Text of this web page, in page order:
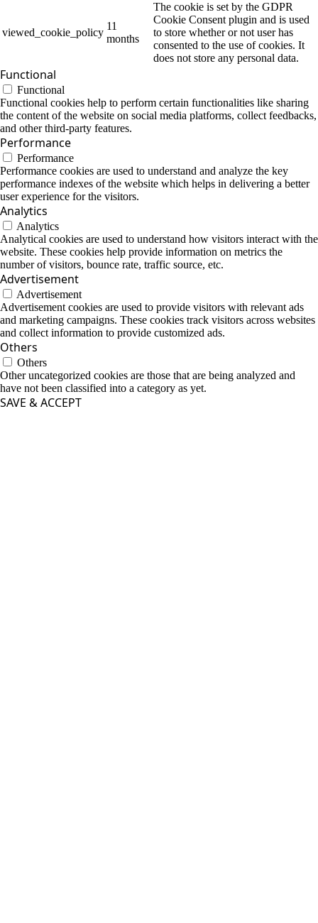
viewed_cookie_policy
11
months
The cookie is set by the GDPR
Cookie Consent plugin and is used
to store whether or not user has
consented to the use of cookies. It
does not store any personal data.
Functional
Functional
Functional cookies help to perform certain functionalities like sharing
the content of the website on social media platforms, collect feedbacks,
and other third-party features.
Performance
Performance
Performance cookies are used to understand and analyze the key
performance indexes of the website which helps in delivering a better
user experience for the visitors.
Analytics
Analytics
Analytical cookies are used to understand how visitors interact with the
website. These cookies help provide information on metrics the
number of visitors, bounce rate, traffic source, etc.
Advertisement
Advertisement
Advertisement cookies are used to provide visitors with relevant ads
and marketing campaigns. These cookies track visitors across websites
and collect information to provide customized ads.
Others
Others
Other uncategorized cookies are those that are being analyzed and
have not been classified into a category as yet.
SAVE & ACCEPT